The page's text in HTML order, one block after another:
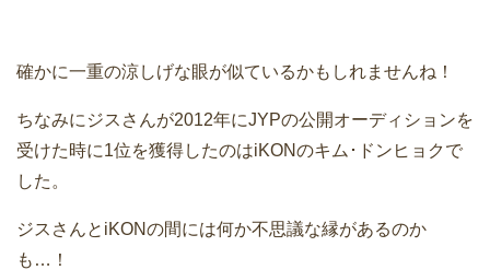
確かに一重の涼しげな眼が似ているかもしれませんね！
ちなみにジスさんが2012年にJYPの公開オーディションを
受けた時に1位を獲得したのはiKONのキム･ドンヒョクで
した。
ジスさんとiKONの間には何か不思議な縁があるのか
も…！